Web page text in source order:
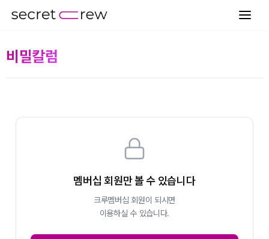
비밀칼럼
멤버십 회원만 볼 수 있습니다
크루멤버십 회원이 되시면
이용하실 수 있습니다.